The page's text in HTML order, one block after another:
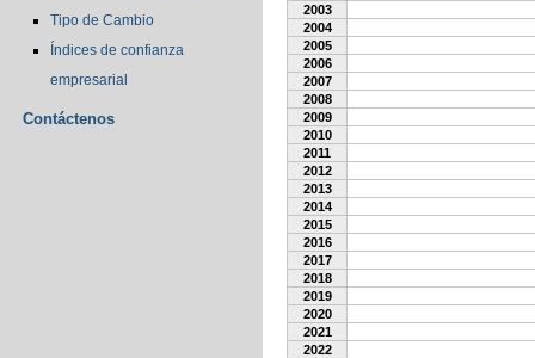
Tipo de Cambio
Índices de confianza
empresarial
Contáctenos
2003
2004
2005
2006
2007
2008
2009
2010
2011
2012
2013
2014
2015
2016
2017
2018
2019
2020
2021
2022